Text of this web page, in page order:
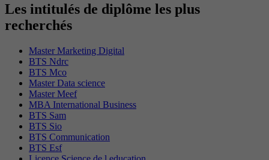
Les intitulés de diplôme les plus
recherchés
Master Marketing Digital
BTS Ndrc
BTS Mco
Master Data science
Master Meef
MBA International Business
BTS Sam
BTS Sio
BTS Communication
BTS Esf